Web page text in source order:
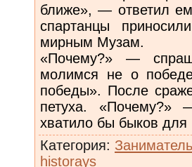
ближе», — ответил
спартанцы
мирным Музам.
«Почему?» —
молимся не о
победы». После
петуха.
хватило бы быков
Категория:
historays